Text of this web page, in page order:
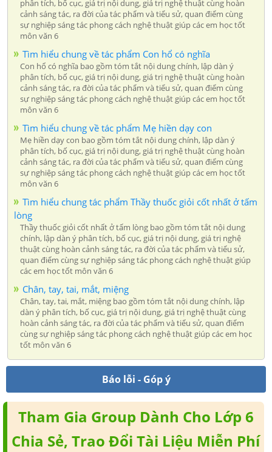
phân tích, bố cục, giá trị nội dung, giá trị nghệ thuật cùng hoàn
cảnh sáng tác, ra đời của tác phẩm và tiểu sử, quan điểm cùng
sự nghiệp sáng tác phong cách nghệ thuật giúp các em học tốt
môn văn 6
Tìm hiểu chung về tác phẩm Con hổ có nghĩa
Con hổ có nghĩa bao gồm tóm tắt nội dung chính, lập dàn ý
phân tích, bố cục, giá trị nội dung, giá trị nghệ thuật cùng hoàn
cảnh sáng tác, ra đời của tác phẩm và tiểu sử, quan điểm cùng
sự nghiệp sáng tác phong cách nghệ thuật giúp các em học tốt
môn văn 6
Tìm hiểu chung về tác phẩm Mẹ hiền dạy con
Mẹ hiền dạy con bao gồm tóm tắt nội dung chính, lập dàn ý
phân tích, bố cục, giá trị nội dung, giá trị nghệ thuật cùng hoàn
cảnh sáng tác, ra đời của tác phẩm và tiểu sử, quan điểm cùng
sự nghiệp sáng tác phong cách nghệ thuật giúp các em học tốt
môn văn 6
Tìm hiểu chung tác phẩm Thầy thuốc giỏi cốt nhất ở tấm
lòng
Thầy thuốc giỏi cốt nhất ở tấm lòng bao gồm tóm tắt nội dung
chính, lập dàn ý phân tích, bố cục, giá trị nội dung, giá trị nghệ
thuật cùng hoàn cảnh sáng tác, ra đời của tác phẩm và tiểu sử,
quan điểm cùng sự nghiệp sáng tác phong cách nghệ thuật giúp
các em học tốt môn văn 6
Chân, tay, tai, mắt, miệng
Chân, tay, tai, mắt, miệng bao gồm tóm tắt nội dung chính, lập
dàn ý phân tích, bố cục, giá trị nội dung, giá trị nghệ thuật cùng
hoàn cảnh sáng tác, ra đời của tác phẩm và tiểu sử, quan điểm
cùng sự nghiệp sáng tác phong cách nghệ thuật giúp các em học
tốt môn văn 6
Báo lỗi - Góp ý
Tham Gia Group Dành Cho Lớp 6
Chia Sẻ, Trao Đổi Tài Liệu Miễn Phí